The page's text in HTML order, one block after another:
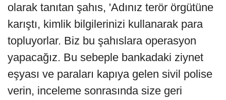
olarak tanıtan şahıs, 'Adınız terör örgütüne
karıştı, kimlik bilgilerinizi kullanarak para
topluyorlar. Biz bu şahıslara operasyon
yapacağız. Bu sebeple bankadaki ziynet
eşyası ve paraları kapıya gelen sivil polise
verin, inceleme sonrasında size geri